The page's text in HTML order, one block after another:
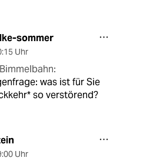
sommer
Uhr
was ist für Sie
so verstörend?
Uhr